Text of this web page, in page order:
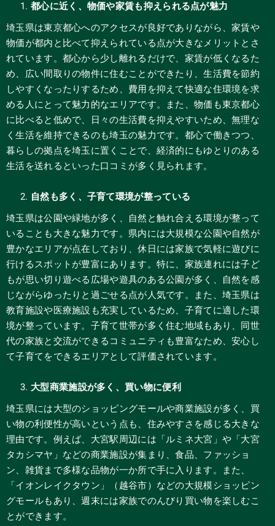
都心に近く、物価や家賃も抑えられる点が魅力
埼玉県は東京都心へのアクセスが良好でありながら、家賃や
物価が都内と比べて抑えられている点が大きなメリットとさ
れています。都心から少し離れるだけで、家賃が低くなるた
め、広い間取りの物件に住むことができたり、生活費を節約
しやすくなったりするため、費用を抑えて快適な住環境を求
める人にとって魅力的なエリアです。また、物価も東京都心
に比べると低めで、日々の生活費を抑えやすいため、無理な
く生活を維持できるのも埼玉の魅力です。都心で働きつつ、
暮らしの拠点を埼玉に置くことで、経済的にもゆとりのある
生活を送れるといった口コミが多く見られます。
自然も多く、子育て環境が整っている
埼玉県は公園や緑地が多く、自然と触れ合える環境が整って
いることも大きな魅力です。県内には大規模な公園や自然が
豊かなエリアが点在しており、休日には家族で気軽に遊びに
行けるスポットが豊富にあります。特に、家族連れには子ど
もが思い切り遊べる広場や遊具のある公園が多く、自然を感
じながらゆったりと過ごせる点が人気です。また、埼玉県は
教育施設や医療施設も充実しているため、子育てに適した環
境が整っています。子育て世帯が多く住む地域もあり、同世
代の家族と交流ができるコミュニティも豊富なため、安心し
て子育てをできるエリアとして評価されています。
大型商業施設が多く、買い物に便利
埼玉県には大型のショッピングモールや商業施設が多く、買
い物の利便性が高いという点も、住みやすさを感じる大きな
理由です。例えば、大宮駅周辺には「ルミネ大宮」や「大宮
タカシマヤ」などの商業施設が集まり、食品、ファッショ
ン、雑貨まで多様な品物が一か所で手に入ります。また、
「イオンレイクタウン」（越谷市）などの大規模ショッピン
グモールもあり、週末には家族でのんびり買い物を楽しむこ
とができます。